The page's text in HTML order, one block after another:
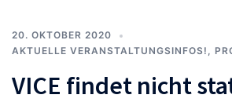
20. OKTOBER 2020
AKTUELLE VERANSTALTUNGSINFOS! ,
VICE findet nicht